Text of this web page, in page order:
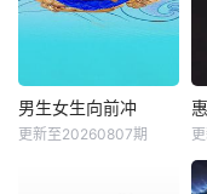
男生女生向前冲
更新至20260807期